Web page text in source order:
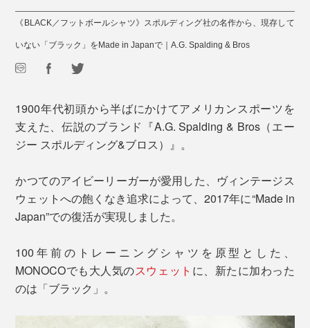
《BLACK／フットボールシャツ》スポルディング社の名作から、現存して
いない「ブラック」をMade in Japanで｜A.G. Spalding & Bros
1900年代初頭から半ばにかけてアメリカンスポーツを
支えた、伝説のブランド『A.G. Spalding & Bros（エー
ジー スポルディング&ブロス）』。
かつてのアイビーリーガーが愛用した、ヴィンテージス
ウェットへの飽くなき追求によって、2017年に“Made in
Japan”での復活が実現しました。
100年前のトレーニングシャツを原型とした、
MONOCOでも大人気のスウェット に、新たに加わった
のは「ブラック」。